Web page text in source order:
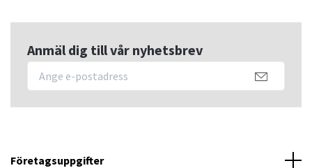
Anmäl dig till vår nyhetsbrev
Företagsuppgifter